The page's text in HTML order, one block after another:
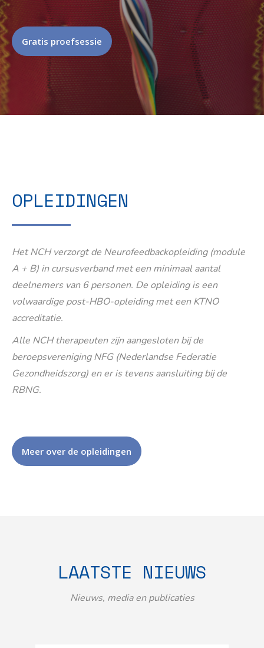
Gratis proefsessie
OPLEIDINGEN
Het NCH verzorgt de Neurofeedbackopleiding (module
A + B) in cursusverband met een minimaal aantal
deelnemers van 6 personen. De opleiding is een
volwaardige post-HBO-opleiding met een KTNO
accreditatie.
Alle NCH therapeuten zijn aangesloten bij de
beroepsvereniging NFG (Nederlandse Federatie
Gezondheidszorg) en er is tevens aansluiting bij de
RBNG.
Meer over de opleidingen
LAATSTE NIEUWS
Nieuws, media en publicaties